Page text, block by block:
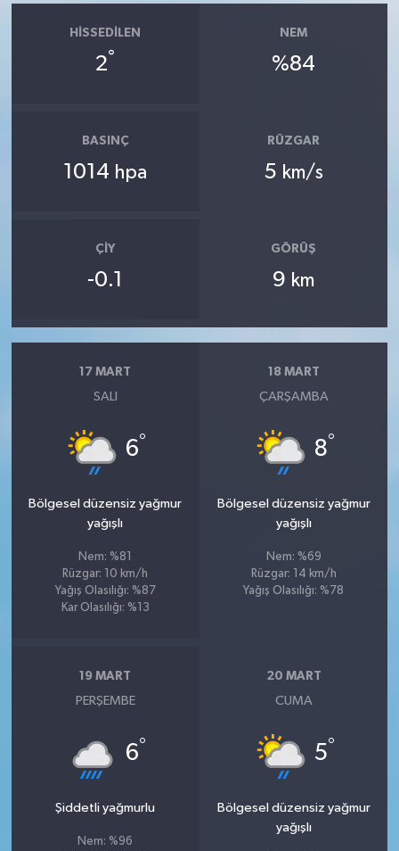
HISSEDILEN
2°
NEM
%84
BASINÇ
1014 hpa
RÜZGAR
5 km/s
ÇIY
-0.1
GÖRÜŞ
9 km
17 MART
SALI
6°
Bölgesel düzensiz yağmur
yağışlı
Nem: %81
Rüzgar: 10 km/h
Yağış Olasılığı: %87
Kar Olasılığı: %13
18 MART
ÇARŞAMBA
8°
Bölgesel düzensiz yağmur
yağışlı
Nem: %69
Rüzgar: 14 km/h
Yağış Olasılığı: %78
19 MART
PERŞEMBE
6°
Şiddetli yağmurlu
Nem: %96
20 MART
CUMA
5°
Bölgesel düzensiz yağmur
yağışlı